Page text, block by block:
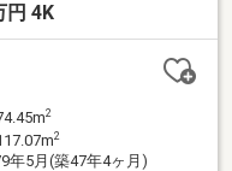
円 4K
2
2
年5月(築47年4ヶ月)